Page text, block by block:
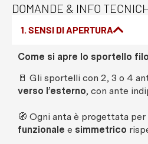
DOMANDE & INFO
1. SENSI DI APERTURA
Come si apre lo sportello
🚪 Gli sportelli con 2, 3 o 4
verso l’esterno, con ante
🧭 Ogni anta è progettata
funzionale e simmetrico